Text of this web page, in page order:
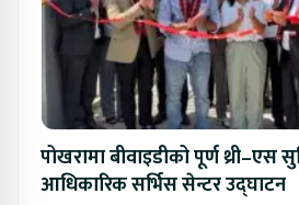
पोखरामा बीवाइडीको पूर्ण थ्री–एस
आधिकारिक सर्भिस सेन्टर उद्घाटन